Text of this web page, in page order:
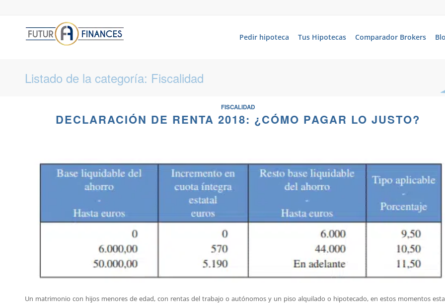
Pedir hipoteca Tus Hipotecas Comparador Brokers
Listado de la categoría: Fiscalidad
FISCALIDAD
DECLARACIÓN DE RENTA 2018: ¿CÓMO PAGAR LO JUSTO?
Un matrimonio con hijos menores de edad, con rentas del trabajo o autónomos y un piso alquilado o hipotecado, en estos momentos